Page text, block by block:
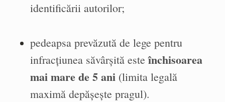
identificării autorilor;
pedeapsa prevăzută de lege pentru
infracțiunea săvârșită esteînchisoarea
mai mare de 5 ani (limita legală
maximă depășește pragul).